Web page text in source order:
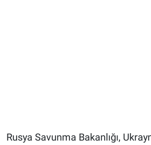
Rusya Savunma Bakanlığı,